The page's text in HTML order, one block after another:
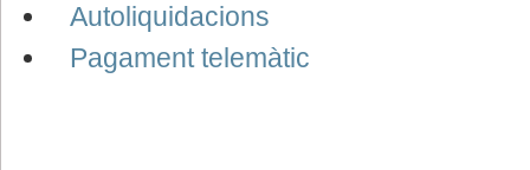
Autoliquidacions
Pagament telemàtic